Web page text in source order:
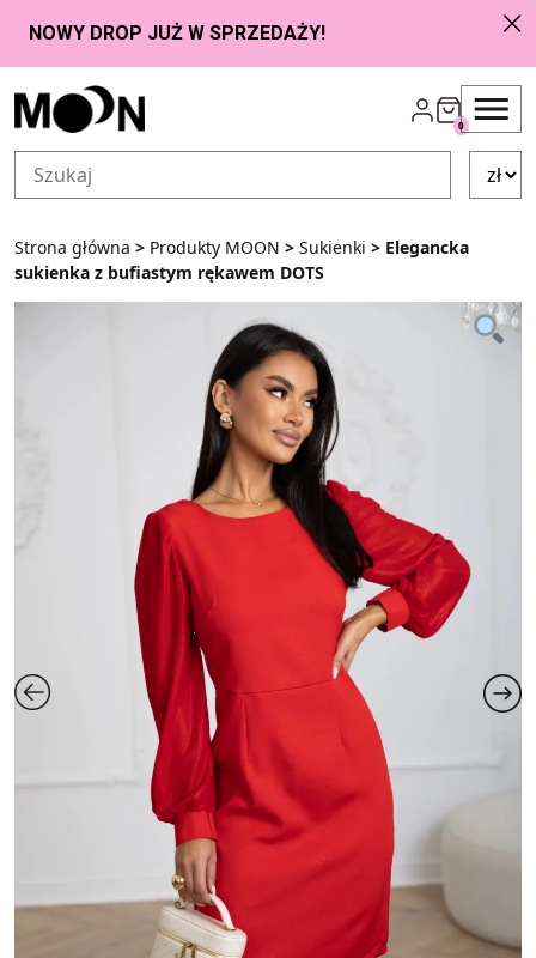
Przejdź do zawartości
0
Strona główna > Produkty MOON > Sukienki > Elegancka
sukienka z bufiastym rękawem DOTS